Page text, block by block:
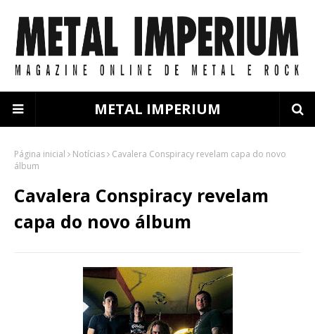
METAL IMPERIUM
Página inicial Notícias
Cavalera Conspiracy revelam capa do novo
álbum
Cavalera Conspiracy revelam
capa do novo álbum